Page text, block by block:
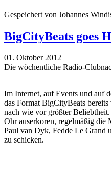
Gespeichert von Johannes
BigCityBeats goes
01. Oktober 2012
Die wöchentliche Radio-
Im Internet, auf Events und auf
das Format BigCityBeats
nach wie vor größter
Ohr auserkoren, regelmäßig die
Paul van Dyk, Fedde Le Grand
zu schicken.